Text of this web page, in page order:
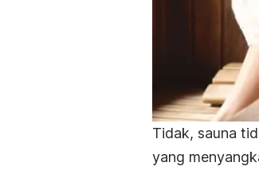
Tidak, sauna
yang